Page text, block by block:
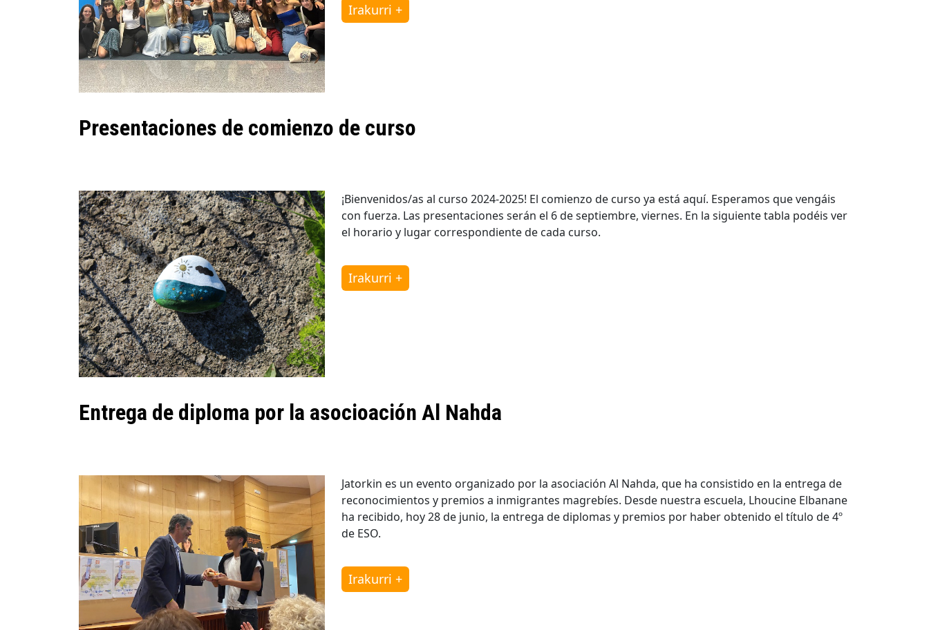
Irakurri +
Presentaciones de comienzo de curso
¡Bienvenidos/as al curso 2024-2025! El comienzo de curso ya está aquí. Esperamos que vengáis
con fuerza. Las presentaciones serán el 6 de septiembre, viernes. En la siguiente tabla podéis ver
el horario y lugar correspondiente de cada curso.
Irakurri +
Entrega de diploma por la asocioación Al Nahda
Jatorkin es un evento organizado por la asociación Al Nahda, que ha consistido en la entrega de
reconocimientos y premios a inmigrantes magrebíes. Desde nuestra escuela, Lhoucine Elbanane
ha recibido, hoy 28 de junio, la entrega de diplomas y premios por haber obtenido el título de 4º
de ESO.
Irakurri +